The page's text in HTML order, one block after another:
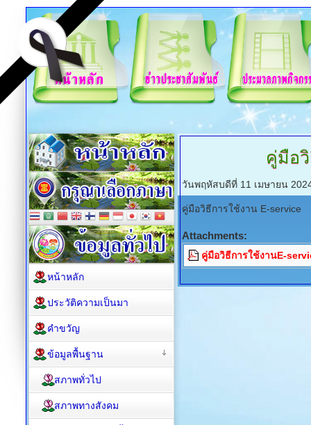
คู่มือ
วันพฤหัสบดีที่ 11 เมษายน
คู่มือวิธีการใช้งาน E-service
Attachments:
คู่มือวิธีการใช้งานE-
หน้าหลัก
ประวัติความเป็นมา
คำขวัญ
ข้อมูลพื้นฐาน
สภาพทั่วไป
สภาพทางสังคม